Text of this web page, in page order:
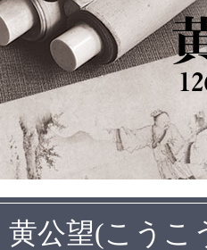
黄公望(こうこ